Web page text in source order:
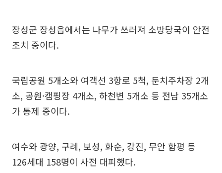
장성군 장성읍에서는 나무가 쓰러져 소방당국이 안전
조치 중이다.
국립공원 5개소와 여객선 3항로 5척, 둔치주차장 2개
소, 공원·캠핑장 4개소, 하천변 5개소 등 전남 35개소
가 통제 중이다.
여수와 광양, 구례, 보성, 화순, 강진, 무안 함평 등
126세대 158명이 사전 대피했다.